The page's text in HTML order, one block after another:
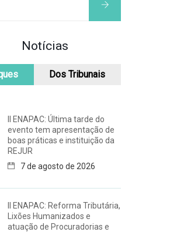
Notícias
Dos Tribunais
II ENAPAC: Última tarde do
evento tem apresentação de
boas práticas e instituição da
REJUR
7 de agosto de 2026
II ENAPAC: Reforma Tributária,
Lixões Humanizados e
atuação de Procuradorias e